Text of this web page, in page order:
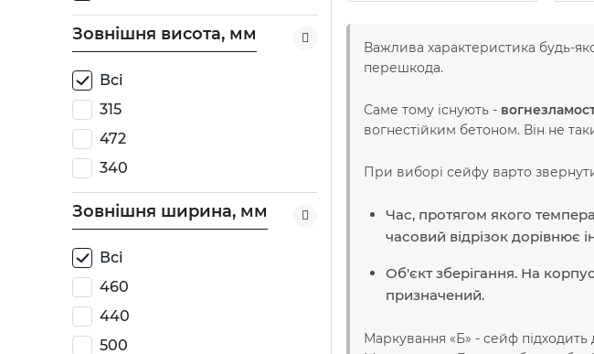
Зовнішня висота, мм
Всі
315
472
340
Зовнішня ширина, мм
Всі
460
440
500
Важлива характеристика будь-
перешкода.
Саме тому існують -
вогнестійким бетоном. Він не
При виборі сейфу варто
Час, протягом якого
часовий відрізок дорівнює
Об'єкт зберігання. На
призначений.
Маркування «Б» - сейф підходить